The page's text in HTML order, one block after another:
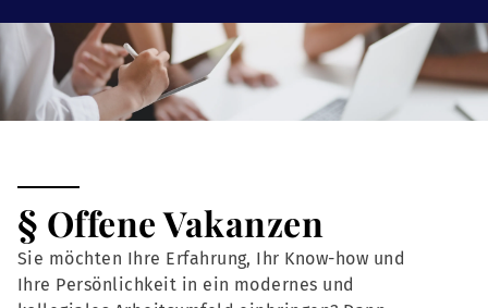
§ Offene Vakanzen
Sie möchten Ihre Erfahrung, Ihr Know-how und
Ihre Persönlichkeit in ein modernes und